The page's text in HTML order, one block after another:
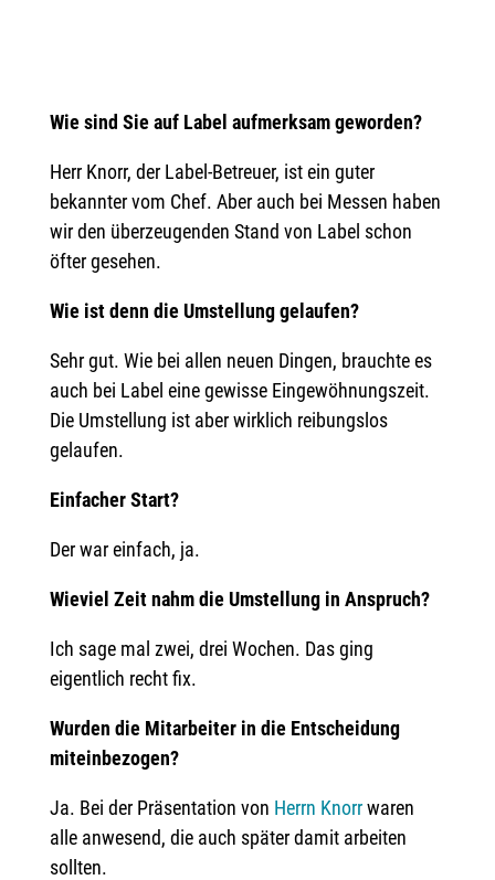
Wie sind Sie auf Label aufmerksam geworden?
Herr Knorr, der Label-Betreuer, ist ein guter
bekannter vom Chef. Aber auch bei Messen haben
wir den überzeugenden Stand von Label schon
öfter gesehen.
Wie ist denn die Umstellung gelaufen?
Sehr gut. Wie bei allen neuen Dingen, brauchte es
auch bei Label eine gewisse Eingewöhnungszeit.
Die Umstellung ist aber wirklich reibungslos
gelaufen.
Einfacher Start?
Der war einfach, ja.
Wieviel Zeit nahm die Umstellung in Anspruch?
Ich sage mal zwei, drei Wochen. Das ging
eigentlich recht fix.
Wurden die Mitarbeiter in die Entscheidung
miteinbezogen?
Ja. Bei der Präsentation von Herrn Knorrwaren
alle anwesend, die auch später damit arbeiten
sollten.